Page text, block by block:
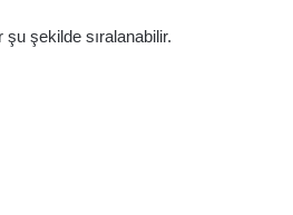
şekilde sıralanabilir.